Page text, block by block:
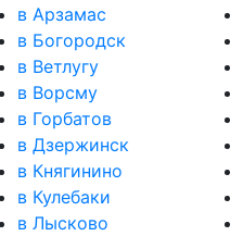
в Арзамас
в Богородск
в Ветлугу
в Ворсму
в Горбатов
в Дзержинск
в Княгинино
в Кулебаки
в Лысково